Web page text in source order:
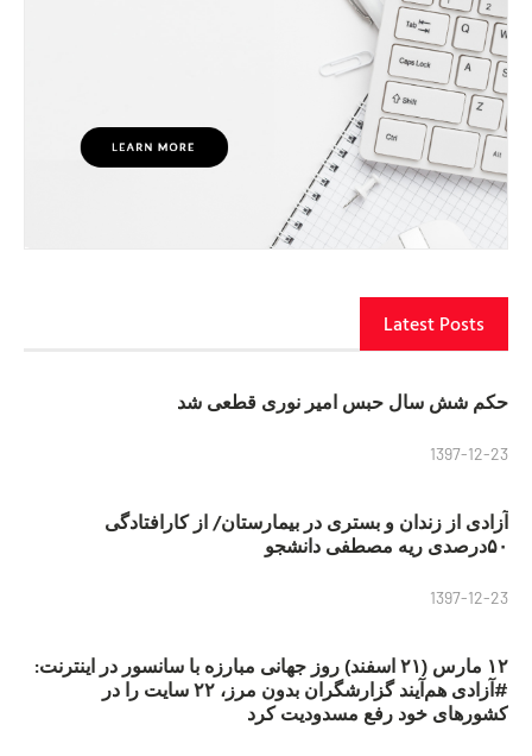
Latest Posts
حکم شش سال حبس امیر نوری قطعی شد
1397-12-23
آزادی از زندان و بستری در بیمارستان/ از کارافتادگی
۵۰درصدی ریه مصطفی دانشجو
1397-12-23
۱۲ مارس (۲۱ اسفند) روز جهانی مبارزه با سانسور در اینترنت:
#آزادی هم‌آیند گزارشگران‌ بدون مرز، ۲۲ سایت را در
کشورهای خود رفع مسدودیت کرد